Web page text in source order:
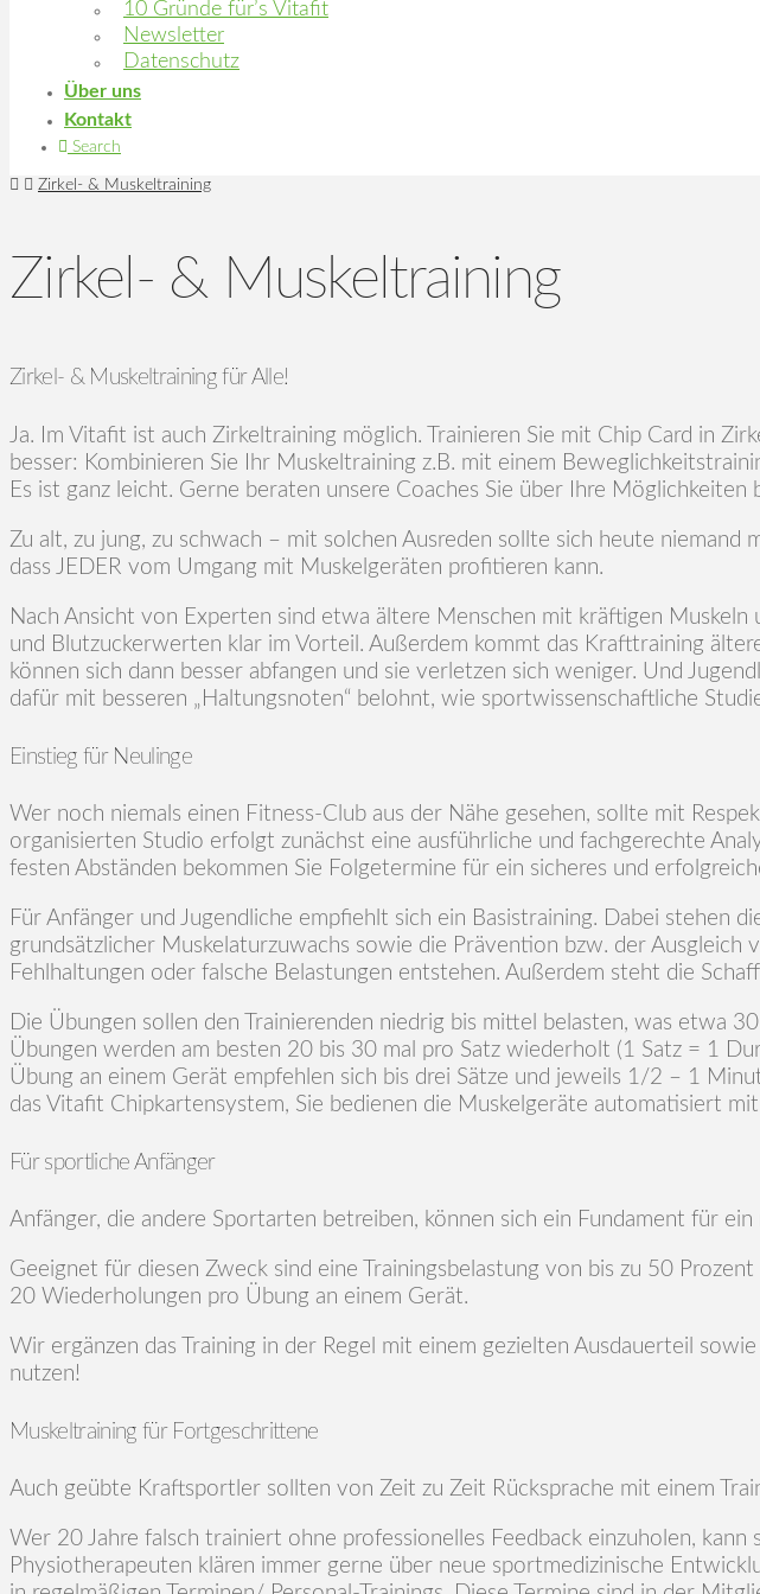
10 Gründe für’s Vitafit
Newsletter
Datenschutz
Über uns
Kontakt
Search
Home
Zirkel- & Muskeltraining
Zirkel- & Muskeltraining
Zirkel- & Muskeltraining für Alle!
Ja. Im Vitafit ist auch Zirkeltraining möglich. Trainieren Sie mit Chip Card in
besser: Kombinieren Sie Ihr Muskeltraining z.B. mit einem
Es ist ganz leicht. Gerne beraten unsere Coaches Sie über Ihre Möglichkeiten
Zu alt, zu jung, zu schwach – mit solchen Ausreden sollte sich heute
dass JEDER vom Umgang mit Muskelgeräten profitieren kann.
Nach Ansicht von Experten sind etwa ältere Menschen mit kräftigen
und Blutzuckerwerten klar im Vorteil. Außerdem kommt das Krafttraining
können sich dann besser abfangen und sie verletzen sich weniger. Und
dafür mit besseren „Haltungsnoten“ belohnt, wie sportwissenschaftliche
Einstieg für Neulinge
Wer noch niemals einen Fitness-Club aus der Nähe gesehen, sollte mit
organisierten Studio erfolgt zunächst eine ausführliche und fachgerechte
festen Abständen bekommen Sie Folgetermine für ein sicheres und
Für Anfänger und Jugendliche empfiehlt sich ein Basistraining. Dabei stehen
grundsätzlicher Muskelaturzuwachs sowie die Prävention bzw. der
Fehlhaltungen oder falsche Belastungen entstehen. Außerdem steht die
Die Übungen sollen den Trainierenden niedrig bis mittel belasten, was etwa
Übungen werden am besten 20 bis 30 mal pro Satz wiederholt (1 Satz = 1
Übung an einem Gerät empfehlen sich bis drei Sätze und jeweils 1/2 – 1
das Vitafit Chipkartensystem, Sie bedienen die Muskelgeräte automatisiert
Für sportliche Anfänger
Anfänger, die andere Sportarten betreiben, können sich ein Fundament für
Geeignet für diesen Zweck sind eine Trainingsbelastung von bis zu 50
20 Wiederholungen pro Übung an einem Gerät.
Wir ergänzen das Training in der Regel mit einem gezielten Ausdauerteil
nutzen!
Muskeltraining für Fortgeschrittene
Auch geübte Kraftsportler sollten von Zeit zu Zeit Rücksprache mit einem
Wer 20 Jahre falsch trainiert ohne professionelles Feedback einzuholen,
Physiotherapeuten klären immer gerne über neue sportmedizinische